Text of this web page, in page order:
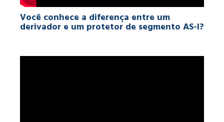
Você conhece a diferença entre um
derivador e um protetor de segmento AS-I?